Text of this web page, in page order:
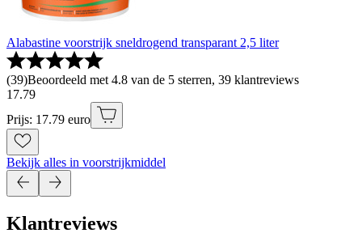
Alabastine voorstrijk sneldrogend transparant 2,5 liter
(39)Beoordeeld met 4.8 van de 5 sterren, 39 klantreviews
17.79
Prijs: 17.79 euro
Bekijk alles in voorstrijkmiddel
Klantreviews